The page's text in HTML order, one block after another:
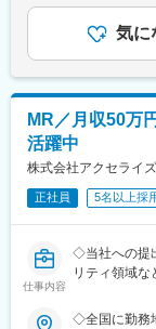
気に
MR／月収50万
活躍中
株式会社アクセライズ
正社員 5名以上採
仕事内容
◇当社への提
リティ領域な
◇全国に勤務